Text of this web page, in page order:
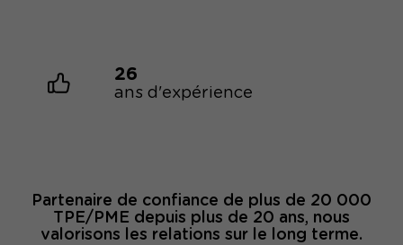
26
ans d'expérience
Partenaire de confiance de plus de 20 000
TPE/PME depuis plus de 20 ans, nous
valorisons les relations sur le long terme.